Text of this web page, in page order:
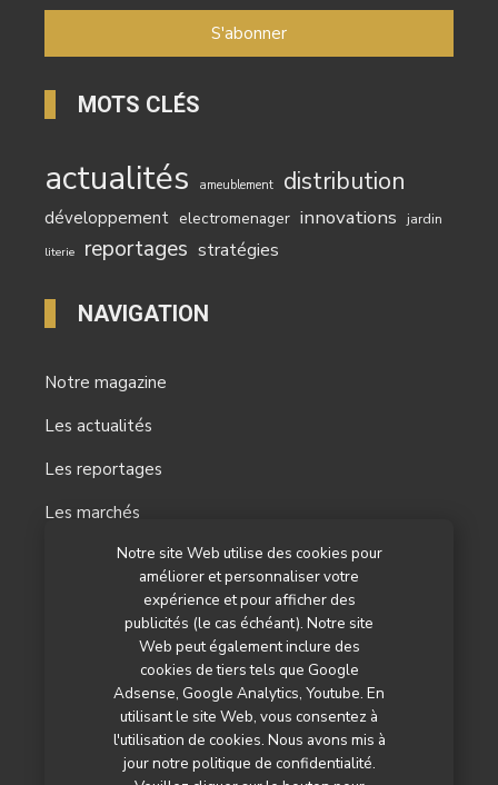
Notre site Web utilise des cookies pour
améliorer et personnaliser votre
expérience et pour afficher des
publicités (le cas échéant). Notre site
Web peut également inclure des
cookies de tiers tels que Google
Adsense, Google Analytics, Youtube. En
utilisant le site Web, vous consentez à
l'utilisation de cookies. Nous avons mis à
jour notre politique de confidentialité.
MOTS CLÉS
actualités ameublement distribution
développement electromenager innovations jardin
literie reportages stratégies
NAVIGATION
Notre magazine
Les actualités
Les reportages
Les marchés
Nos autres titres
Qui sommes-nous ?
Contactez-nous
Mentions légales